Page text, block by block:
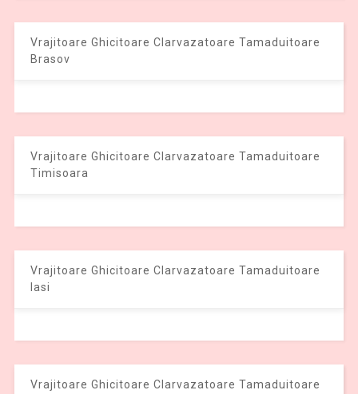
Vrajitoare Ghicitoare Clarvazatoare Tamaduitoare
Brasov
Vrajitoare Ghicitoare Clarvazatoare Tamaduitoare
Timisoara
Vrajitoare Ghicitoare Clarvazatoare Tamaduitoare
Iasi
Vrajitoare Ghicitoare Clarvazatoare Tamaduitoare